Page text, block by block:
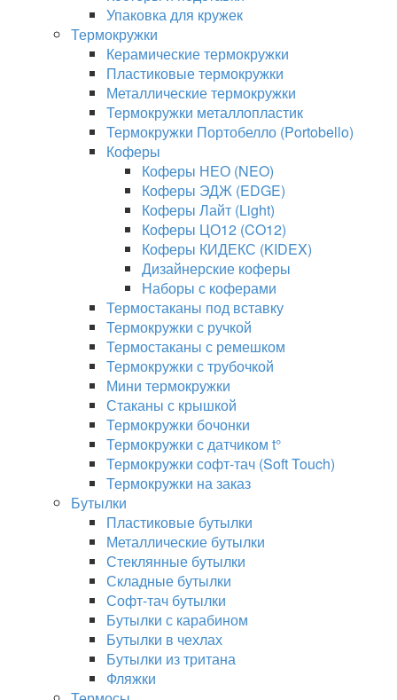
Упаковка для кружек
Термокружки
Керамические термокружки
Пластиковые термокружки
Металлические термокружки
Термокружки металлопластик
Термокружки Портобелло (Portobello)
Коферы
Коферы НЕО (NEO)
Коферы ЭДЖ (EDGE)
Коферы Лайт (Light)
Коферы ЦО12 (CO12)
Коферы КИДЕКС (KIDEX)
Дизайнерские коферы
Наборы с коферами
Термостаканы под вставку
Термокружки с ручкой
Термостаканы с ремешком
Термокружки с трубочкой
Мини термокружки
Стаканы с крышкой
Термокружки бочонки
Термокружки с датчиком t°
Термокружки софт-тач (Soft Touch)
Термокружки на заказ
Бутылки
Пластиковые бутылки
Металлические бутылки
Стеклянные бутылки
Складные бутылки
Софт-тач бутылки
Бутылки с карабином
Бутылки в чехлах
Бутылки из тритана
Фляжки